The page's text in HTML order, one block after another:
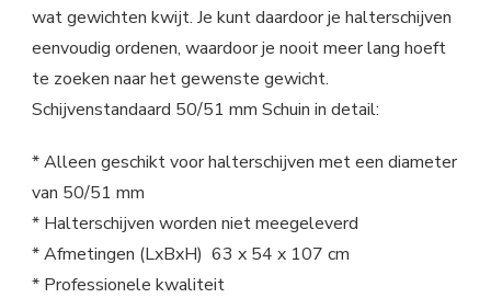
wat gewichten kwijt. Je kunt daardoor je halterschijven
eenvoudig ordenen, waardoor je nooit meer lang hoeft
te zoeken naar het gewenste gewicht.
Schijvenstandaard 50/51 mm Schuin in detail:
* Alleen geschikt voor halterschijven met een diameter
van 50/51 mm
* Halterschijven worden niet meegeleverd
* Afmetingen (LxBxH) 63 x 54 x 107 cm
* Professionele kwaliteit